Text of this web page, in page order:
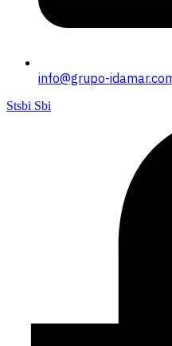
info@grupo-
Stsbi Sbi